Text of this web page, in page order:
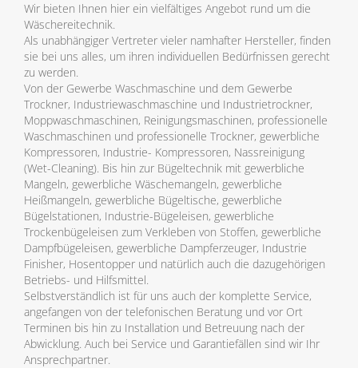
Wir bieten Ihnen hier ein vielfältiges Angebot rund um die
Wäschereitechnik.
Als unabhängiger Vertreter vieler namhafter Hersteller, finden
sie bei uns alles, um ihren individuellen Bedürfnissen gerecht
zu werden.
Von der Gewerbe Waschmaschine und dem Gewerbe
Trockner, Industriewaschmaschine und Industrietrockner,
Moppwaschmaschinen, Reinigungsmaschinen, professionelle
Waschmaschinen und professionelle Trockner, gewerbliche
Kompressoren, Industrie- Kompressoren, Nassreinigung
(Wet-Cleaning). Bis hin zur Bügeltechnik mit gewerbliche
Mangeln, gewerbliche Wäschemangeln, gewerbliche
Heißmangeln, gewerbliche Bügeltische, gewerbliche
Bügelstationen, Industrie-Bügeleisen, gewerbliche
Trockenbügeleisen zum Verkleben von Stoffen, gewerbliche
Dampfbügeleisen, gewerbliche Dampferzeuger, Industrie
Finisher, Hosentopper und natürlich auch die dazugehörigen
Betriebs- und Hilfsmittel.
Selbstverständlich ist für uns auch der komplette Service,
angefangen von der telefonischen Beratung und vor Ort
Terminen bis hin zu Installation und Betreuung nach der
Abwicklung. Auch bei Service und Garantiefällen sind wir Ihr
Ansprechpartner.